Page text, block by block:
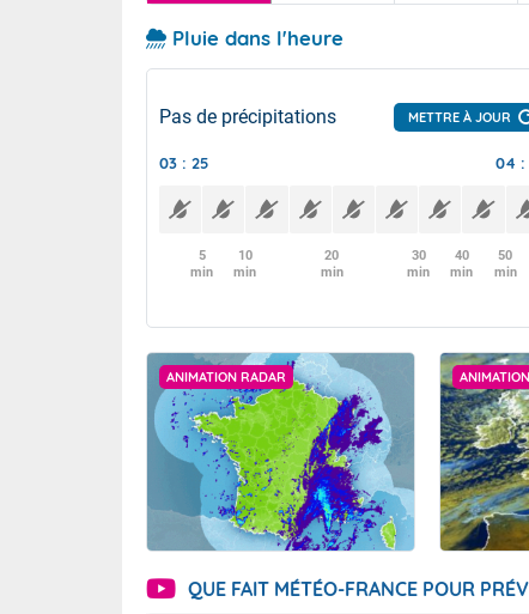
Pluie dans l'heure
Pas de précipitations METTRE À JOUR
03 : 25 04 :
5
min
10
min
20
min
30
min
40
min
50
min
ANIMATION RADAR
QUE FAIT MÉTÉO-FRANCE POUR